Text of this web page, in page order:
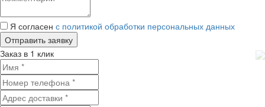
Я согласен с политикой обработки персональных данных
Заказ в 1 клик